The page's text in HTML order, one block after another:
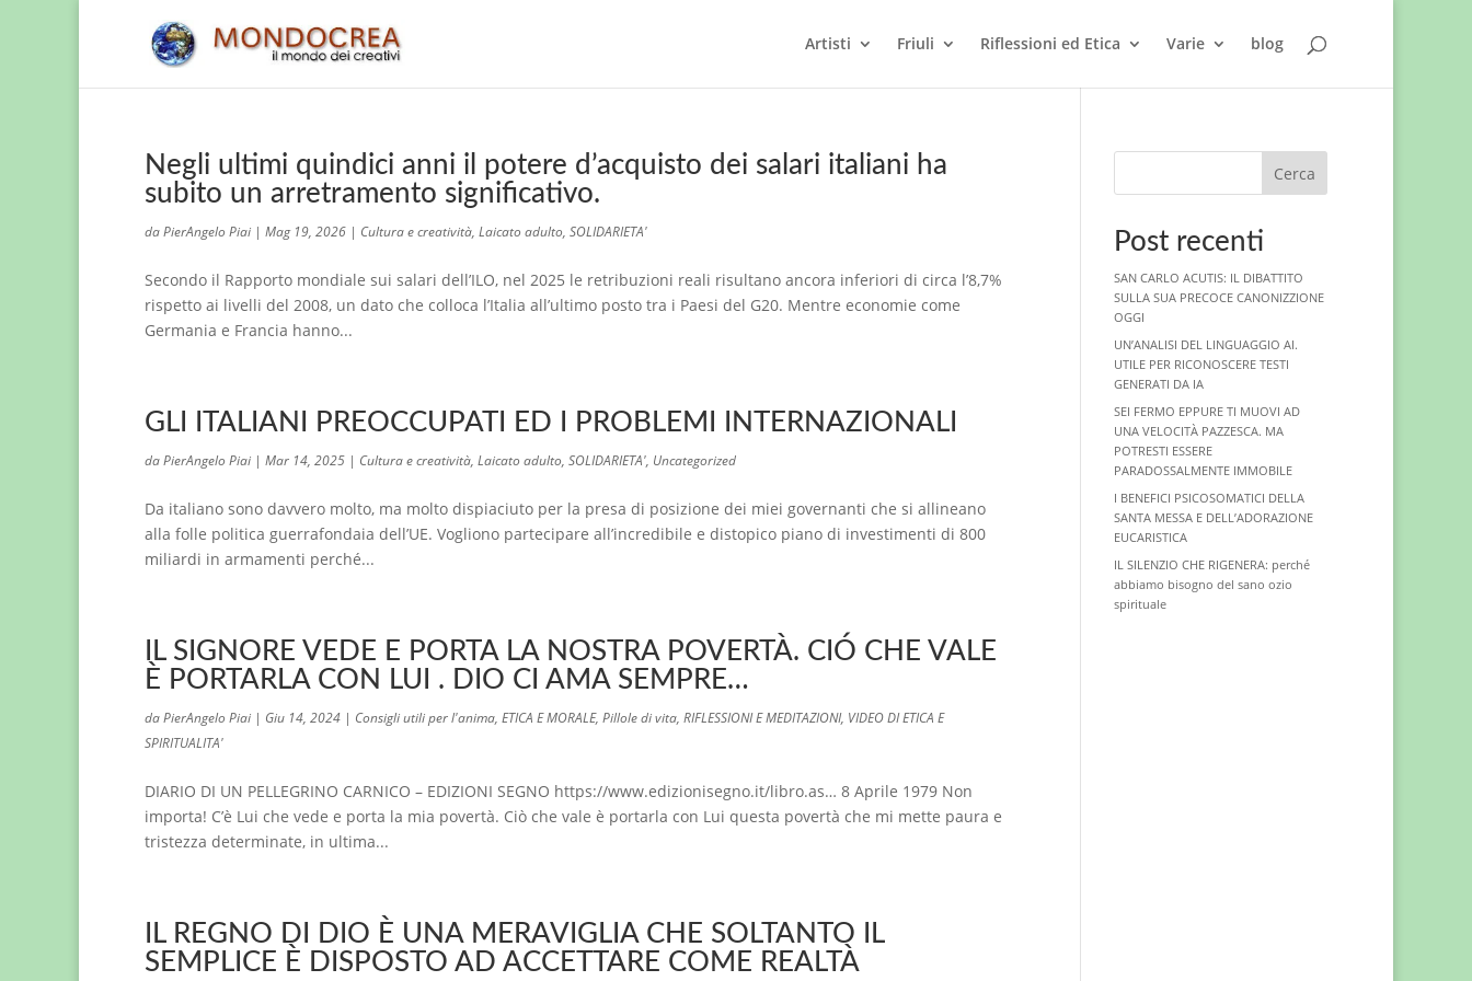
Artisti Friuli Riflessioni ed Etica Varie blog
Negli ultimi quindici anni il potere d’acquisto dei salari italiani ha
subito un arretramento significativo.
daPierAngelo Piai | Mag 19, 2026 | Cultura e creatività, Laicato adulto, SOLIDARIETA'
Secondo il Rapporto mondiale sui salari dell’ILO, nel 2025 le retribuzioni reali risultano ancora inferiori di circa l’8,7%
rispetto ai livelli del 2008, un dato che colloca l’Italia all’ultimo posto tra i Paesi del G20. Mentre economie come
Germania e Francia hanno...
GLI ITALIANI PREOCCUPATI ED I PROBLEMI INTERNAZIONALI
daPierAngelo Piai | Mar 14, 2025 | Cultura e creatività, Laicato adulto, SOLIDARIETA', Uncategorized
Da italiano sono davvero molto, ma molto dispiaciuto per la presa di posizione dei miei governanti che si allineano
alla folle politica guerrafondaia dell’UE. Vogliono partecipare all’incredibile e distopico piano di investimenti di 800
miliardi in armamenti perché...
IL SIGNORE VEDE E PORTA LA NOSTRA POVERTÀ. CIÓ CHE VALE
È PORTARLA CON LUI . DIO CI AMA SEMPRE…
daPierAngelo Piai | Giu 14, 2024 | Consigli utili per l'anima, ETICA E MORALE, Pillole di vita, RIFLESSIONI E MEDITAZIONI, VIDEO DI ETICA E
SPIRITUALITA'
DIARIO DI UN PELLEGRINO CARNICO – EDIZIONI SEGNO https://www.edizionisegno.it/libro.as… 8 Aprile 1979 Non
importa! C’è Lui che vede e porta la mia povertà. Ciò che vale è portarla con Lui questa povertà che mi mette paura e
tristezza determinate, in ultima...
IL REGNO DI DIO È UNA MERAVIGLIA CHE SOLTANTO IL
SEMPLICE È DISPOSTO AD ACCETTARE COME REALTÀ
Cerca
Post recenti
SAN CARLO ACUTIS: IL DIBATTITO
SULLA SUA PRECOCE CANONIZZIONE
OGGI
UN’ANALISI DEL LINGUAGGIO AI.
UTILE PER RICONOSCERE TESTI
GENERATI DA IA
SEI FERMO EPPURE TI MUOVI AD
UNA VELOCITÀ PAZZESCA. MA
POTRESTI ESSERE
PARADOSSALMENTE IMMOBILE
I BENEFICI PSICOSOMATICI DELLA
SANTA MESSA E DELL’ADORAZIONE
EUCARISTICA
IL SILENZIO CHE RIGENERA: perché
abbiamo bisogno del sano ozio
spirituale